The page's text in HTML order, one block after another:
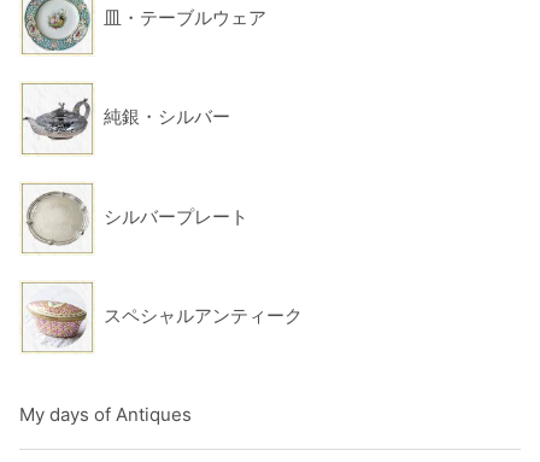
皿・テーブルウェア
純銀・シルバー
シルバープレート
スペシャルアンティーク
My days of Antiques